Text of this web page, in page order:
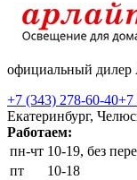
официальный дилер
+7 (343) 278-60-40+7
Екатеринбург,
Работаем:
пн-чт 10-19, без
пт
10-18